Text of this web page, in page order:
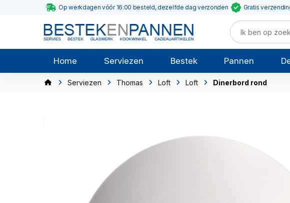
Op werkdagen vóór 16:00 besteld, dezelfde dag verzonden Gratis
Home Serviezen Bestek Pannen
Serviezen Thomas Loft Loft Dinerbord rond